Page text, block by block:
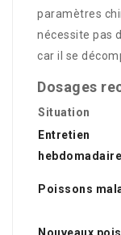
paramètres
nécessite pas
car il se
Dosages
Situation
Entretien
hebdomadaire
Poissons